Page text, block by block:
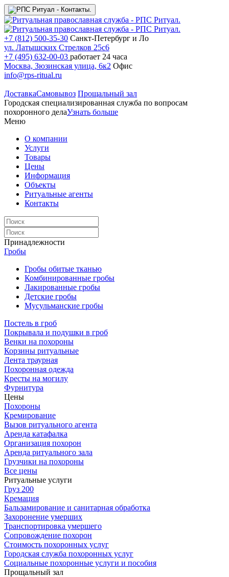
+7 (812) 500-35-30 Санкт-Петербург и Ло
ул. Латышских Стрелков 25с6
+7 (495) 632-00-03 работает 24 часа
Москва, Зюзинская улица, 6к2 Офис
info@rps-ritual.ru
ДоставкаСамовывоз Прощальный зал
Городская специализированная служба по вопросам
похоронного делаУзнать больше
Меню
О компании
Услуги
Товары
Цены
Информация
Объекты
Ритуальные агенты
Контакты
Принадлежности
Гробы
Гробы обитые тканью
Комбинированные гробы
Лакированные гробы
Детские гробы
Мусульманские гробы
Постель в гроб
Покрывала и подушки в гроб
Венки на похороны
Корзины ритуальные
Лента траурная
Похоронная одежда
Кресты на могилу
Фурнитура
Цены
Похороны
Кремирование
Вызов ритуального агента
Аренда катафалка
Организация похорон
Аренда ритуального зала
Грузчики на похороны
Все цены
Ритуальные услуги
Груз 200
Кремация
Бальзамирование и санитарная обработка
Захоронение умерших
Транспортировка умершего
Сопровождение похорон
Стоимость похоронных услуг
Городская служба похоронных услуг
Социальные похоронные услуги и пособия
Прощальный зал